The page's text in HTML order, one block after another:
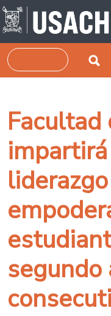
Pasar al contenido
Buscar
Facultad
segundo